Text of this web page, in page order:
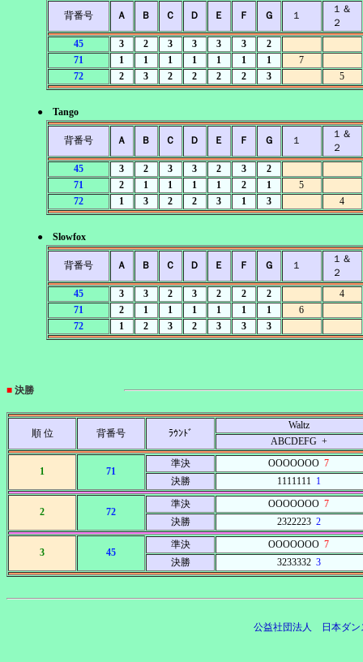
背番号 Ａ Ｂ Ｃ Ｄ Ｅ Ｆ Ｇ １
１＆
２
45
3 2 3 3 3 3
2
71
1 1 1 1 1 1 1
7
72
2 3 2 2 2 2 3 5
● Tango
背番号 Ａ Ｂ Ｃ Ｄ Ｅ Ｆ Ｇ １
１＆
２
45
3 2 3 3 2 3
2
71
2 1 1 1 1 2 1
5
72
1 3 2 2 3 1 3 4
● Slowfox
背番号 Ａ Ｂ Ｃ Ｄ Ｅ Ｆ Ｇ １
１＆
２
45
3 3 2 3 2 2 2
4
71
2 1 1 1 1 1 1
6
72
1 2 3 2 3 3 3
■ 決勝
順 位 背番号 ﾗｳﾝﾄﾞ
Waltz
ABCDEFG +
1 71
準決 OOOOOOO 7
決勝
11111111
2 72
準決 OOOOOOO 7
決勝
23222232
3 45
準決 OOOOOOO 7
決勝
32333323
公益社団法人 日本ダ